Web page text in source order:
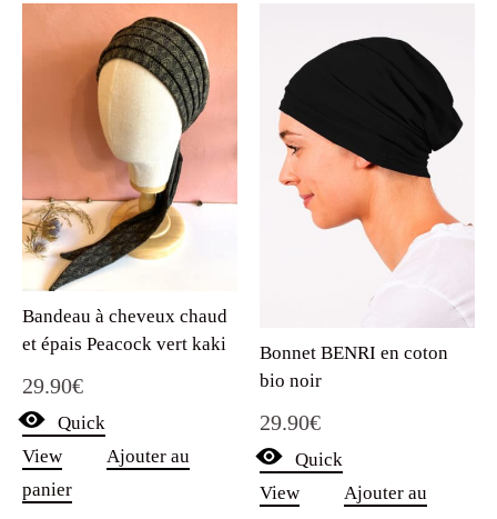
Bandeau à cheveux chaud
et épais Peacock vert kaki
29.90€
Quick
View
Ajouter au
panier
Bonnet BENRI en coton
bio noir
29.90€
Quick
View
Ajouter au